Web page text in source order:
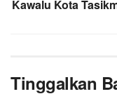
Kawalu Kota
Tinggalkan